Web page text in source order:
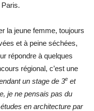
la jeune femme, toujours
et à peine séchées,
répondre à quelques
régional, c’est une
un stage de 3e et
je ne pensais pas du
en architecture par